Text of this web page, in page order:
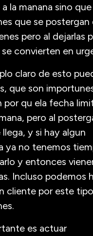
la manana sino
que se postergan
pero al dejarlas
se convierten en
claro de esto
que son
por qu ela fecha
pero al
y si hay algun
ya no tenemos
y entonces
Incluso podemos
cliente por este
es actuar